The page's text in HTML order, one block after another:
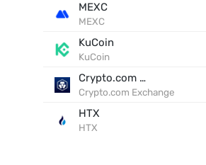
MEXC
MEXC
KuCoin
KuCoin
Crypto.com Exchange
Crypto.com Exchange
HTX
HTX